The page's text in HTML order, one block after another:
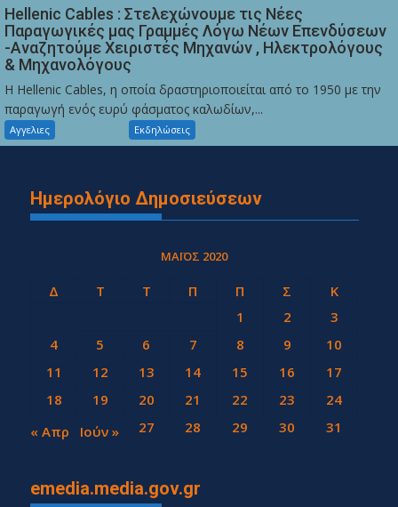
Hellenic Cables : Στελεχώνουμε τις Νέες
Παραγωγικές μας Γραμμές Λόγω Νέων Επενδύσεων
-Αναζητούμε Χειριστές Μηχανών , Ηλεκτρολόγους
& Μηχανολόγους
Η Hellenic Cables, η οποία δραστηριοποιείται από το 1950 με την
παραγωγή ενός ευρύ φάσματος καλωδίων,...
Αγγελιες Εκδηλώσεις
Ημερολόγιο Δημοσιεύσεων
ΜΆΙΟΣ 2020
Δ Τ Τ Π Π Σ
Κ
1
2
3
4
5 6 7 8 9
10
11
12 13 14 15 16
17
18
19 20 21 22 23
24
25
26 27 28 29 30 31
« Απρ Ιούν »
emedia.media.gov.gr